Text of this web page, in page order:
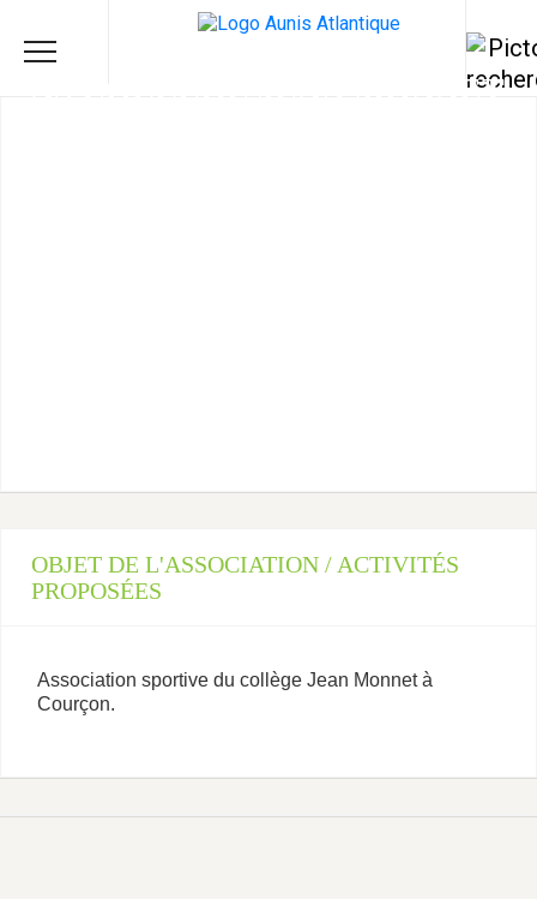
AS COLLÈGE JEAN MONNET
OBJET DE L'ASSOCIATION / ACTIVITÉS
PROPOSÉES
Association sportive du collège Jean Monnet à
Courçon.